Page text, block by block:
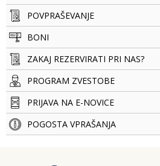
POVPRAŠEVANJE
BONI
ZAKAJ REZERVIRATI PRI NAS?
PROGRAM ZVESTOBE
PRIJAVA NA E-NOVICE
POGOSTA VPRAŠANJA